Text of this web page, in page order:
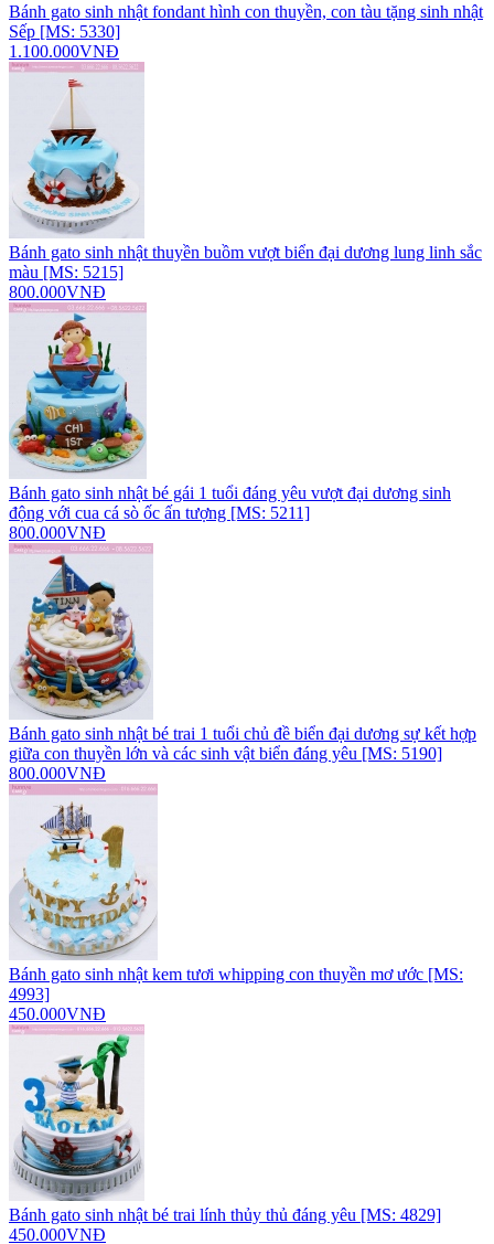
Bánh gato sinh nhật fondant hình con thuyền, con tàu tặng sinh nhật
Sếp [MS: 5330]
1.100.000VNĐ
Bánh gato sinh nhật thuyền buồm vượt biển đại dương lung linh sắc
màu [MS: 5215]
800.000VNĐ
Bánh gato sinh nhật bé gái 1 tuổi đáng yêu vượt đại dương sinh
động với cua cá sò ốc ấn tượng [MS: 5211]
800.000VNĐ
Bánh gato sinh nhật bé trai 1 tuổi chủ đề biển đại dương sự kết hợp
giữa con thuyền lớn và các sinh vật biển đáng yêu [MS: 5190]
800.000VNĐ
Bánh gato sinh nhật kem tươi whipping con thuyền mơ ước [MS:
4993]
450.000VNĐ
Bánh gato sinh nhật bé trai lính thủy thủ đáng yêu [MS: 4829]
450.000VNĐ